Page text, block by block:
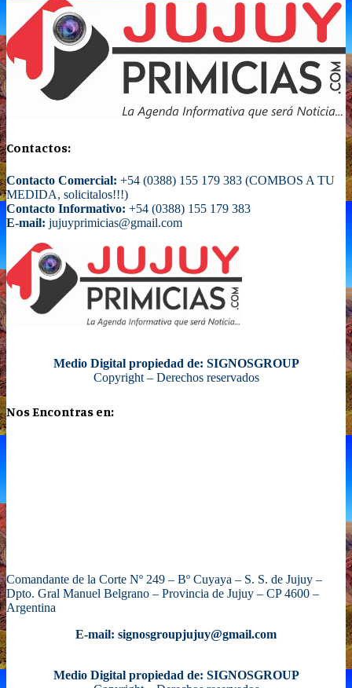
Contactos:
Contacto Comercial: +54 (0388) 155 179 383 (COMBOS A TU
MEDIDA, solicitalos!!!)
Contacto Informativo: +54 (0388) 155 179 383
E-mail: jujuyprimicias@gmail.com
Medio Digital propiedad de: SIGNOSGROUP
Copyright – Derechos reservados
Nos Encontras en:
Comandante de la Corte Nº 249 – Bº Cuyaya – S. S. de Jujuy –
Dpto. Gral Manuel Belgrano – Provincia de Jujuy – CP 4600 –
Argentina
E-mail: signosgroupjujuy@gmail.com
Medio Digital propiedad de: SIGNOSGROUP